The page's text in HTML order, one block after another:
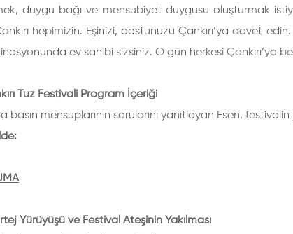
duygu bağı ve mensubiyet duygusu oluşturmak
hepimizin. Eşinizi, dostunuzu Çankırı’ya davet
ev sahibi sizsiniz. O gün herkesi Çankırı’ya
Tuz Festivali Program İçeriği
basın mensuplarının sorularını yanıtlayan Esen,
ve Festival Ateşinin Yakılması